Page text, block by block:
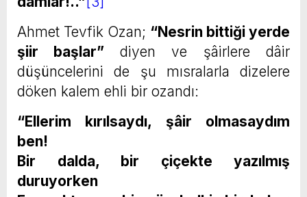
Ahmet Tevfik Ozan; “Nesrin bittiği yerde
şiir başlar” diyen ve şâirlere dâir
düşüncelerini de şu mısralarla dizelere
döken kalem ehli bir ozandı:
“Ellerim kırılsaydı, şâir olmasaydım
ben!
Bir dalda, bir çiçekte yazılmış
duruyorken